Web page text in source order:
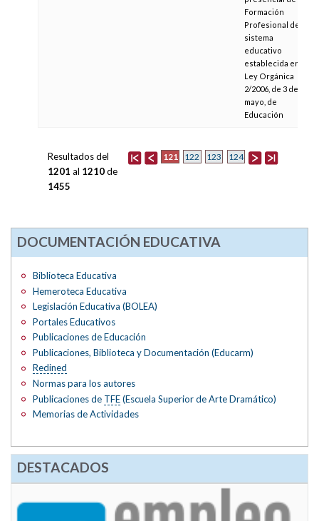
Formación
Profesional del
sistema
educativo
establecida en la
Ley Orgánica
2/2006, de 3 de
mayo, de
Educación
121 122 123 124
Resultados del
1201 al 1210de
1455
DOCUMENTACIÓN EDUCATIVA
Biblioteca Educativa
Hemeroteca Educativa
Legislación Educativa (BOLEA)
Portales Educativos
Publicaciones de Educación
Publicaciones, Biblioteca y Documentación (Educarm)
Redined
Normas para los autores
Publicaciones de TFE(Escuela Superior de Arte Dramático)
Memorias de Actividades
DESTACADOS